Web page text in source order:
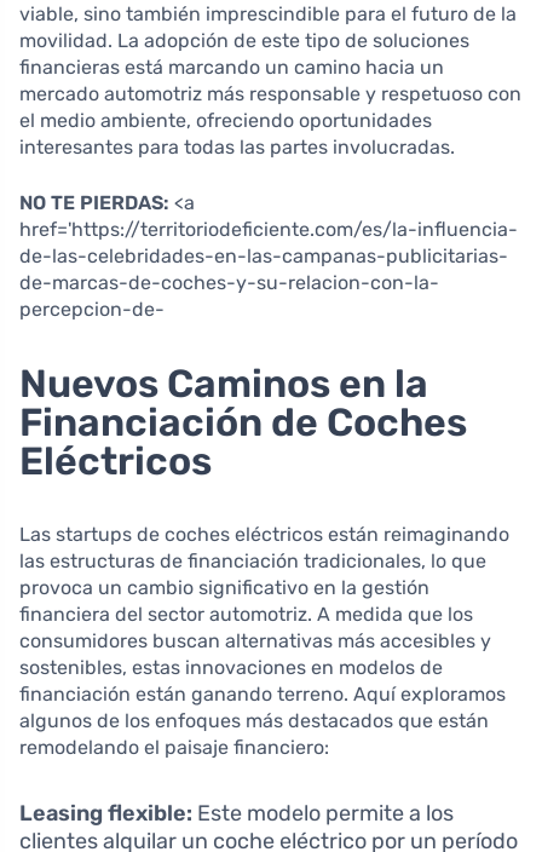
viable, sino también imprescindible para el futuro de la
movilidad. La adopción de este tipo de soluciones
financieras está marcando un camino hacia un
mercado automotriz más responsable y respetuoso con
el medio ambiente, ofreciendo oportunidades
interesantes para todas las partes involucradas.
NO TE PIERDAS: <a
href='https://territoriodeficiente.com/es/la-influencia-
de-las-celebridades-en-las-campanas-publicitarias-
de-marcas-de-coches-y-su-relacion-con-la-
percepcion-de-
Nuevos Caminos en la
Financiación de Coches
Eléctricos
Las startups de coches eléctricos están reimaginando
las estructuras de financiación tradicionales, lo que
provoca un cambio significativo en la gestión
financiera del sector automotriz. A medida que los
consumidores buscan alternativas más accesibles y
sostenibles, estas innovaciones en modelos de
financiación están ganando terreno. Aquí exploramos
algunos de los enfoques más destacados que están
remodelando el paisaje financiero:
Leasing flexible: Este modelo permite a los
clientes alquilar un coche eléctrico por un período